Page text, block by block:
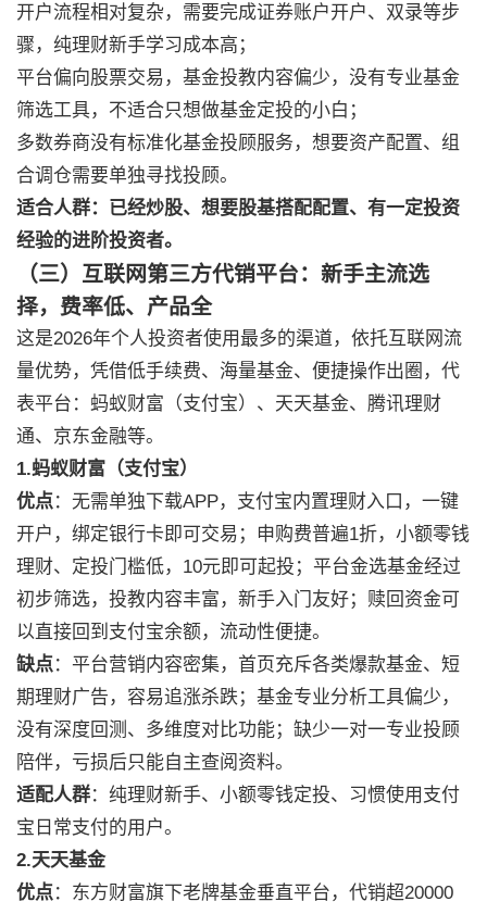
开户流程相对复杂，需要完成证券账户开户、双录等步
骤，纯理财新手学习成本高；
平台偏向股票交易，基金投教内容偏少，没有专业基金
筛选工具，不适合只想做基金定投的小白；
多数券商没有标准化基金投顾服务，想要资产配置、组
合调仓需要单独寻找投顾。
适合人群：已经炒股、想要股基搭配配置、有一定投资
经验的进阶投资者。
（三）互联网第三方代销平台：新手主流选
择，费率低、产品全
这是2026年个人投资者使用最多的渠道，依托互联网流
量优势，凭借低手续费、海量基金、便捷操作出圈，代
表平台：蚂蚁财富（支付宝）、天天基金、腾讯理财
通、京东金融等。
1.蚂蚁财富（支付宝）
优点：无需单独下载APP，支付宝内置理财入口，一键
开户，绑定银行卡即可交易；申购费普遍1折，小额零钱
理财、定投门槛低，10元即可起投；平台金选基金经过
初步筛选，投教内容丰富，新手入门友好；赎回资金可
以直接回到支付宝余额，流动性便捷。
缺点：平台营销内容密集，首页充斥各类爆款基金、短
期理财广告，容易追涨杀跌；基金专业分析工具偏少，
没有深度回测、多维度对比功能；缺少一对一专业投顾
陪伴，亏损后只能自主查阅资料。
适配人群：纯理财新手、小额零钱定投、习惯使用支付
宝日常支付的用户。
2.天天基金
优点：东方财富旗下老牌基金垂直平台，代销超20000